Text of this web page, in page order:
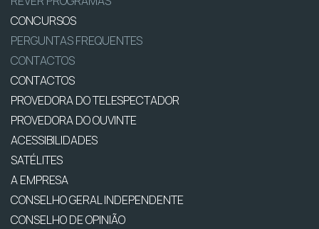
CONCURSOS
PERGUNTAS FREQUENTES
CONTACTOS
CONTACTOS
PROVEDORA DO TELESPECTADOR
PROVEDORA DO OUVINTE
ACESSIBILIDADES
SATÉLITES
A EMPRESA
CONSELHO GERAL INDEPENDENTE
CONSELHO DE OPINIÃO